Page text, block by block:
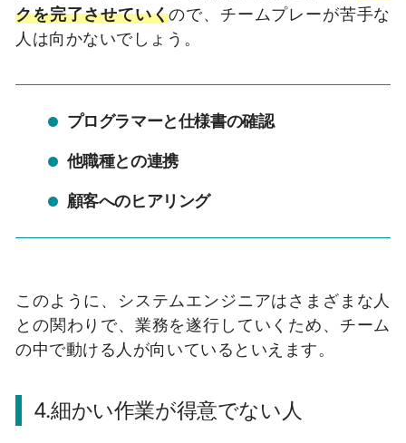
クを完了させていくので、チームプレーが苦手な
人は向かないでしょう。
プログラマーと仕様書の確認
他職種との連携
顧客へのヒアリング
このように、システムエンジニアはさまざまな人
との関わりで、業務を遂行していくため、チーム
の中で動ける人が向いているといえます。
4.細かい作業が得意でない人